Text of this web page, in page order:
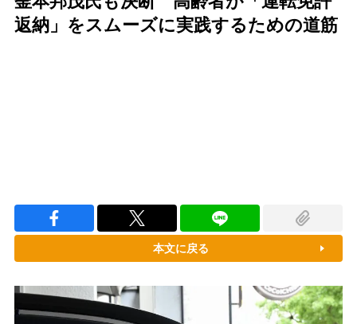
返納」をスムーズに実践するための道筋
本文に戻る